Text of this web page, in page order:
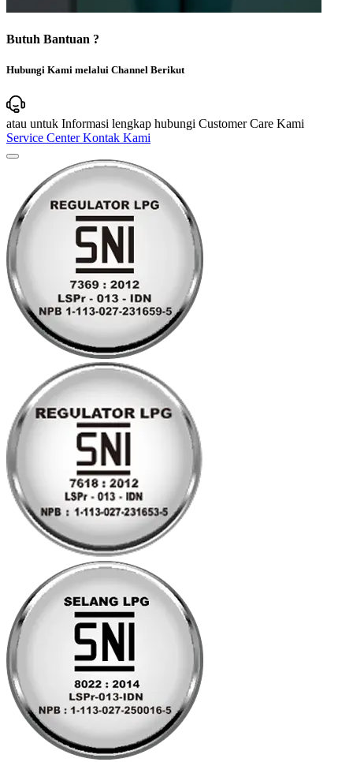
Butuh Bantuan ?
Hubungi Kami melalui Channel Berikut
atau untuk Informasi lengkap hubungi Customer Care Kami
Service CenterKontak Kami